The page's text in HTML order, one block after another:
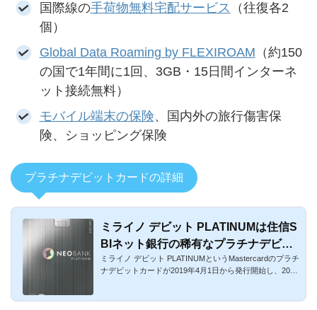
国際線の手荷物無料宅配サービス （往復各2
個）
Global Data Roaming by FLEXIROAM （約150
の国で1年間に1回、3GB・15日間インターネ
ット接続無料）
モバイル端末の保険、国内外の旅行傷害保
険、ショッピング保険
プラチナデビットカードの詳細
ミライノ デビット PLATINUMは住信S
BIネット銀行の稀有なプラチナデビッ
トカード！
ミライノ デビット PLATINUMというMastercardのプラチ
ナデビットカードが2019年4月1日から発行開始し、2022